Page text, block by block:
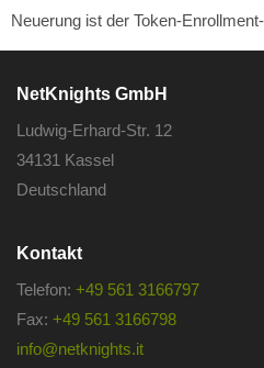
Neuerung ist der Token-
NetKnights GmbH
Ludwig-Erhard-Str. 12
34131 Kassel
Deutschland
Kontakt
Telefon: +49 561 3166797
Fax: +49 561 3166798
info@netknights.it